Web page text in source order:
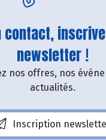
contact,
newsletter !
nos offres, nos
actualités.
Inscription